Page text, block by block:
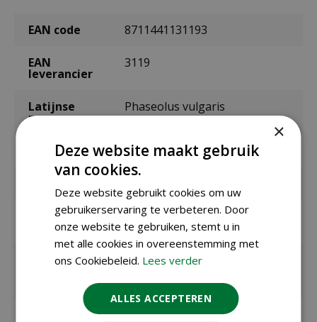
EAN code 8711441131193
EAN
leverancier
3119
Latijnse
naam
Phaseolus vulgaris
Merk Sluis Garden
Zaaien onder
glas / binnen
maart t/m mei
Zaaien / mei t/m juni
juni t/m oktober
×
Deze website maakt gebruik
van cookies.
Deze website gebruikt cookies om uw
gebruikerservaring te verbeteren. Door
onze website te gebruiken, stemt u in
met alle cookies in overeenstemming met
ons Cookiebeleid. Lees verder
ALLES ACCEPTEREN